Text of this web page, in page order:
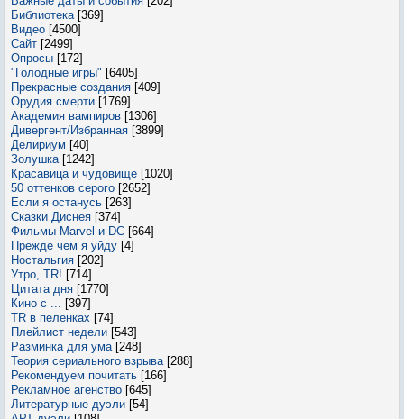
Библиотека [369]
Видео [4500]
Сайт [2499]
Опросы [172]
"Голодные игры" [6405]
Прекрасные создания [409]
Орудия смерти [1769]
Академия вампиров [1306]
Дивергент/Избранная [3899]
Делириум [40]
Золушка [1242]
Красавица и чудовище [1020]
50 оттенков серого [2652]
Если я останусь [263]
Сказки Диснея [374]
Фильмы Marvel и DC [664]
Прежде чем я уйду [4]
Ностальгия [202]
Утро, TR! [714]
Цитата дня [1770]
Кино с ... [397]
TR в пеленках [74]
Плейлист недели [543]
Разминка для ума [248]
Теория сериального взрыва [288]
Рекомендуем почитать [166]
Рекламное агенство [645]
Литературные дуэли [54]